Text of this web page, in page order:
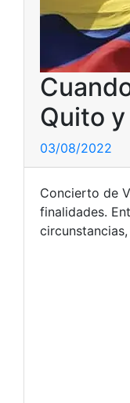
Quito
03/08/2022
Concierto de
finalidades.